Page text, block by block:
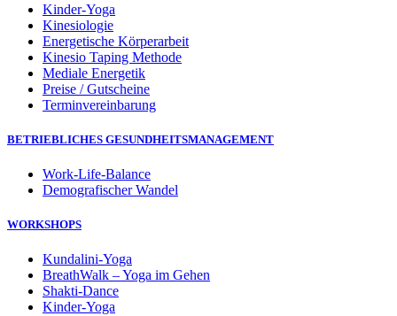
Kinder-Yoga
Kinesiologie
Energetische Körperarbeit
Kinesio Taping Methode
Mediale Energetik
Preise / Gutscheine
Terminvereinbarung
BETRIEBLICHES GESUNDHEITSMANAGEMENT
Work-Life-Balance
Demografischer Wandel
WORKSHOPS
Kundalini-Yoga
BreathWalk – Yoga im Gehen
Shakti-Dance
Kinder-Yoga